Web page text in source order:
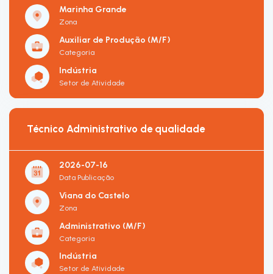
Marinha Grande
Zona
Auxiliar de Produção (M/F)
Categoria
Indústria
Setor de Atividade
Técnico Administrativo de qualidade
2026-07-16
Data Publicação
Viana do Castelo
Zona
Administrativo (M/F)
Categoria
Indústria
Setor de Atividade